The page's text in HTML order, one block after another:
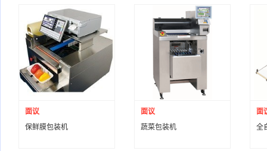
保鲜膜包装机
面议
蔬菜包装机
面议
全
面